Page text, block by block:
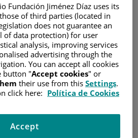
/¿CÓMO PREVENIR?
de riesgo
Fundación Jiménez Díaz uses its
of third parties (located in
does not guarantee an
of data protection) for user
analysis, improving services
advertising through the
You can accept all cookies
button "Accept cookies" or
their use from this Settings.
click here: Política de Cookies
Accept